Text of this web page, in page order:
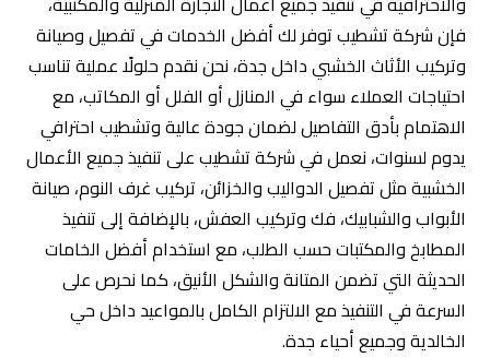
فإن شركة تشطيب توفر لك أفضل الخدمات في تفصيل وصيانة
وتركيب الأثاث الخشبي داخل جدة، نحن نقدم حلولًا عملية تناسب
احتياجات العملاء سواء في المنازل أو الفلل أو المكاتب، مع
الاهتمام بأدق التفاصيل لضمان جودة عالية وتشطيب احترافي
يدوم لسنوات، نعمل في شركة تشطيب على تنفيذ جميع الأعمال
الخشبية مثل تفصيل الدواليب والخزائن، تركيب غرف النوم، صيانة
الأبواب والشبابيك، فك وتركيب العفش، بالإضافة إلى تنفيذ
المطابخ والمكتبات حسب الطلب، مع استخدام أفضل الخامات
الحديثة التي تضمن المتانة والشكل الأنيق، كما نحرص على
السرعة في التنفيذ مع الالتزام الكامل بالمواعيد داخل حي
الخالدية وجميع أحياء جدة.